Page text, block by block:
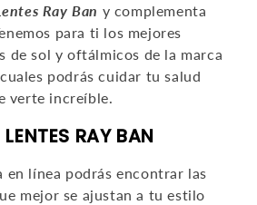
Ray Ban y complementa
para ti los mejores
de sol y oftálmicos de la marca
podrás cuidar tu salud
verte increíble.
RAY BAN
en línea podrás encontrar las
mejor se ajustan a tu estilo